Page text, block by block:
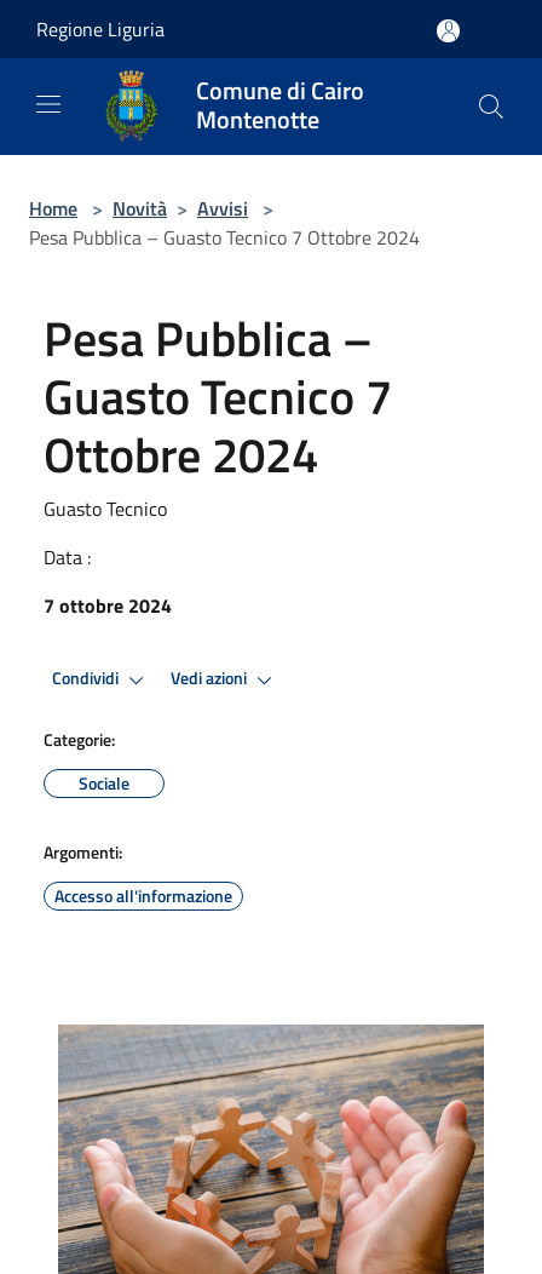
Regione Liguria
Comune di Cairo
Montenotte
Home > Novità > Avvisi >
Pesa Pubblica – Guasto Tecnico 7 Ottobre 2024
Pesa Pubblica –
Guasto Tecnico 7
Ottobre 2024
Guasto Tecnico
Data :
7 ottobre 2024
Condividi Vedi azioni
Categorie:
Sociale
Argomenti:
Accesso all'informazione